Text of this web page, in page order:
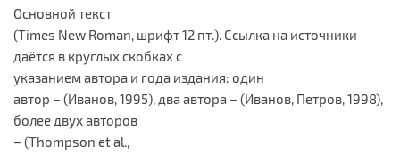
Основной текст
(Times New Roman, шрифт 12 пт.). Ссылка на источники
даётся в круглых скобках с
указанием автора и года издания: один
автор – (Иванов, 1995), два автора – (Иванов, Петров, 1998),
более двух авторов
– (Thompson et al.,